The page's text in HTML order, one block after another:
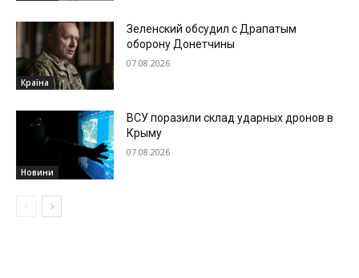
Країна
Зеленский обсудил с Драпатым
оборону Донетчины
07.08.2026
Новини
ВСУ поразили склад ударных дронов в
Крыму
07.08.2026